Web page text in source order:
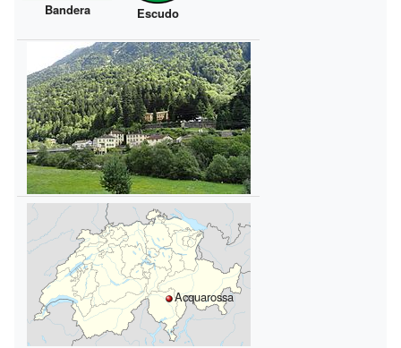
Bandera Escudo
Acquarossa